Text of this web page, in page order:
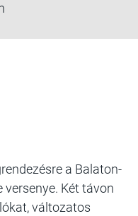
a Balaton-
Két távon
változatos